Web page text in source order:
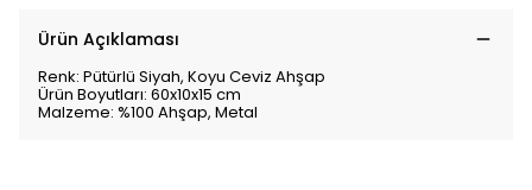
Ürün Açıklaması
Renk: Pütürlü Siyah, Koyu Ceviz Ahşap
Ürün Boyutları: 60x10x15 cm
Malzeme: %100 Ahşap, Metal